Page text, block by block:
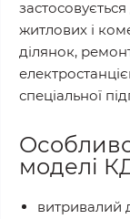
житлових і
ділянок,
спеціальної
моделі
витривалий